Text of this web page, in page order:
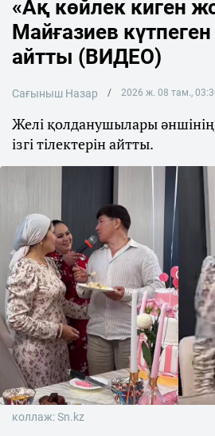
«Ақ көйлек киген
Майғазиев
айтты (ВИДЕО)
Сағыныш Назар 2026 ж. 08 там.,
Желі қолданушылары әншінің
ізгі тілектерін айтты.
коллаж: Sn.kz